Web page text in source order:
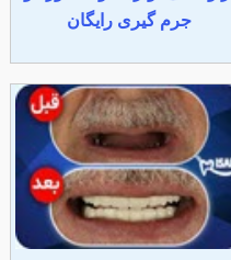
جرم گیری رایگان